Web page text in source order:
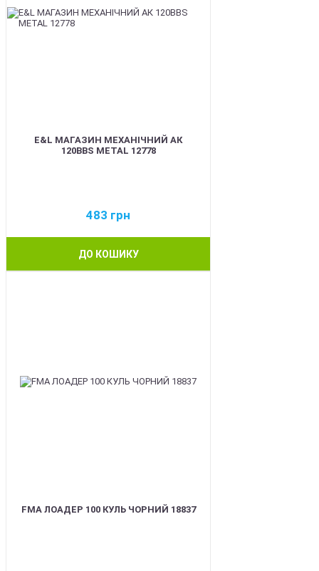
E&L МАГАЗИН МЕХАНІЧНИЙ АК
120BBS METAL 12778
483 грн
ДО КОШИКУ
FMA ЛОАДЕР 100 КУЛЬ ЧОРНИЙ 18837